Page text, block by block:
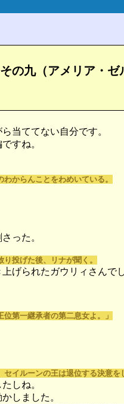
の九（アメリア・ゼ
当ててない自分です。
すね。
からんことをわめいている。
った。
投げた後、リナが聞く。
げられたガウリィさんでし
第一継承者の第二息女よ。」
イルーンの王は退位する決意を
しね。
しました。